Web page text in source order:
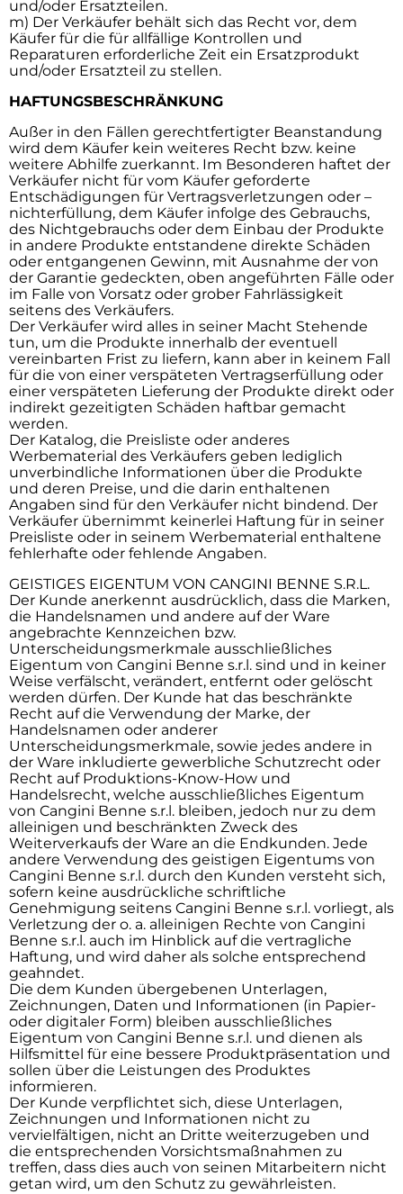
und/oder Ersatzteilen.
m) Der Verkäufer behält sich das Recht vor, dem
Käufer für die für allfällige Kontrollen und
Reparaturen erforderliche Zeit ein Ersatzprodukt
und/oder Ersatzteil zu stellen.
HAFTUNGSBESCHRÄNKUNG
Außer in den Fällen gerechtfertigter Beanstandung
wird dem Käufer kein weiteres Recht bzw. keine
weitere Abhilfe zuerkannt. Im Besonderen haftet der
Verkäufer nicht für vom Käufer geforderte
Entschädigungen für Vertragsverletzungen oder –
nichterfüllung, dem Käufer infolge des Gebrauchs,
des Nichtgebrauchs oder dem Einbau der Produkte
in andere Produkte entstandene direkte Schäden
oder entgangenen Gewinn, mit Ausnahme der von
der Garantie gedeckten, oben angeführten Fälle oder
im Falle von Vorsatz oder grober Fahrlässigkeit
seitens des Verkäufers.
Der Verkäufer wird alles in seiner Macht Stehende
tun, um die Produkte innerhalb der eventuell
vereinbarten Frist zu liefern, kann aber in keinem Fall
für die von einer verspäteten Vertragserfüllung oder
einer verspäteten Lieferung der Produkte direkt oder
indirekt gezeitigten Schäden haftbar gemacht
werden.
Der Katalog, die Preisliste oder anderes
Werbematerial des Verkäufers geben lediglich
unverbindliche Informationen über die Produkte
und deren Preise, und die darin enthaltenen
Angaben sind für den Verkäufer nicht bindend. Der
Verkäufer übernimmt keinerlei Haftung für in seiner
Preisliste oder in seinem Werbematerial enthaltene
fehlerhafte oder fehlende Angaben.
GEISTIGES EIGENTUM VON CANGINI BENNE S.R.L.
Der Kunde anerkennt ausdrücklich, dass die Marken,
die Handelsnamen und andere auf der Ware
angebrachte Kennzeichen bzw.
Unterscheidungsmerkmale ausschließliches
Eigentum von Cangini Benne s.r.l. sind und in keiner
Weise verfälscht, verändert, entfernt oder gelöscht
werden dürfen. Der Kunde hat das beschränkte
Recht auf die Verwendung der Marke, der
Handelsnamen oder anderer
Unterscheidungsmerkmale, sowie jedes andere in
der Ware inkludierte gewerbliche Schutzrecht oder
Recht auf Produktions-Know-How und
Handelsrecht, welche ausschließliches Eigentum
von Cangini Benne s.r.l. bleiben, jedoch nur zu dem
alleinigen und beschränkten Zweck des
Weiterverkaufs der Ware an die Endkunden. Jede
andere Verwendung des geistigen Eigentums von
Cangini Benne s.r.l. durch den Kunden versteht sich,
sofern keine ausdrückliche schriftliche
Genehmigung seitens Cangini Benne s.r.l. vorliegt, als
Verletzung der o. a. alleinigen Rechte von Cangini
Benne s.r.l. auch im Hinblick auf die vertragliche
Haftung, und wird daher als solche entsprechend
geahndet.
Die dem Kunden übergebenen Unterlagen,
Zeichnungen, Daten und Informationen (in Papier-
oder digitaler Form) bleiben ausschließliches
Eigentum von Cangini Benne s.r.l. und dienen als
Hilfsmittel für eine bessere Produktpräsentation und
sollen über die Leistungen des Produktes
informieren.
Der Kunde verpflichtet sich, diese Unterlagen,
Zeichnungen und Informationen nicht zu
vervielfältigen, nicht an Dritte weiterzugeben und
die entsprechenden Vorsichtsmaßnahmen zu
treffen, dass dies auch von seinen Mitarbeitern nicht
getan wird, um den Schutz zu gewährleisten.